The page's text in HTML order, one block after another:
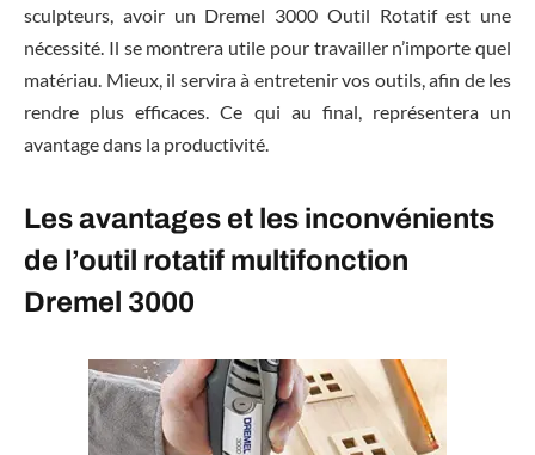
sculpteurs, avoir un Dremel 3000 Outil Rotatif est une
nécessité. Il se montrera utile pour travailler n’importe quel
matériau. Mieux, il servira à entretenir vos outils, afin de les
rendre plus efficaces. Ce qui au final, représentera un
avantage dans la productivité.
Les avantages et les inconvénients
de l’outil rotatif multifonction
Dremel 3000